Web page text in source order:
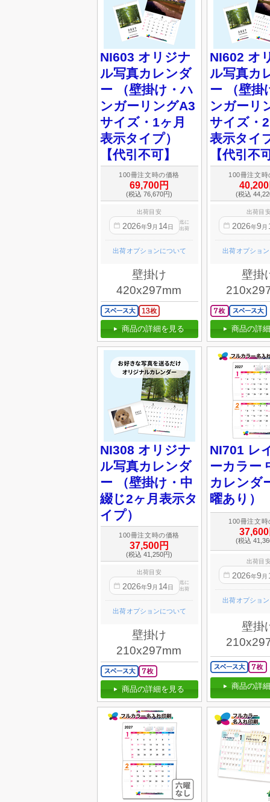
NI603 オリジナ
ル写真カレンダ
ー （壁掛け・ハ
ンガーリングA3
サイズ・1ヶ月
表示タイプ）
【代引不可】
100冊注文時の価格
69,700円
(税込 76,670円)
出荷目安
2026年9 月 14日
迄に
出荷
出荷オプションについて
壁掛け
420x297mm
商品の詳細を見る
NI602 オ
ル写真カ
ー （壁掛
ンガーリ
サイズ・
表示タイ
【代引不
100冊注文時
(税込
出荷目
2026年9 月
出荷オプショ
壁掛
商品の詳
NI308 オリジナ
ル写真カレンダ
ー （壁掛け・中
綴じ2ヶ月表示タ
イプ）
100冊注文時の価格
37,500円
(税込 41,250円)
出荷目安
2026年9 月 14日
迄に
出荷
出荷オプションについて
壁掛け
210x297mm
商品の詳細を見る
NI701 レ
ーカラー
カレンダ
曜あり）
100冊注文時
(税込
出荷目
2026年9 月
出荷オプショ
壁掛
商品の詳